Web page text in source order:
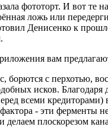
фототорт. И вот те
ложь или
Денисенко к
вам
с перхотью,
исков.
всеми
- эти ферменты
плоскорезом